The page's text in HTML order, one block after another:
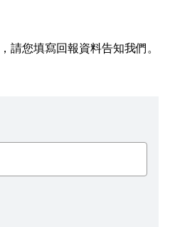
請您填寫回報資料告知我們。